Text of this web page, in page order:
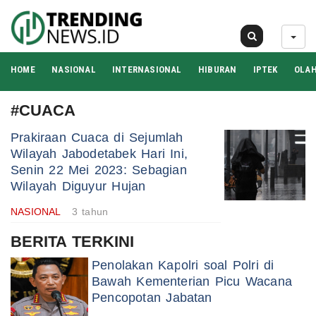
HOME NASIONAL INTERNASIONAL HIBURAN IPTEK
#CUACA
Prakiraan Cuaca di Sejumlah
Wilayah Jabodetabek Hari Ini,
Senin 22 Mei 2023: Sebagian
Wilayah Diguyur Hujan
NASIONAL 3 tahun
BERITA TERKINI
Penolakan Kapolri soal Polri di
Bawah Kementerian Picu Wacana
Pencopotan Jabatan